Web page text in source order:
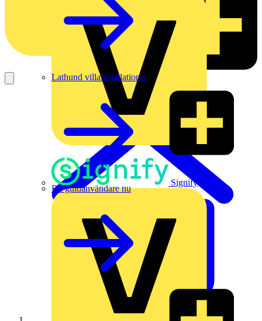
Signify
Lathund villainstallationer
Bli guldanvändare nu